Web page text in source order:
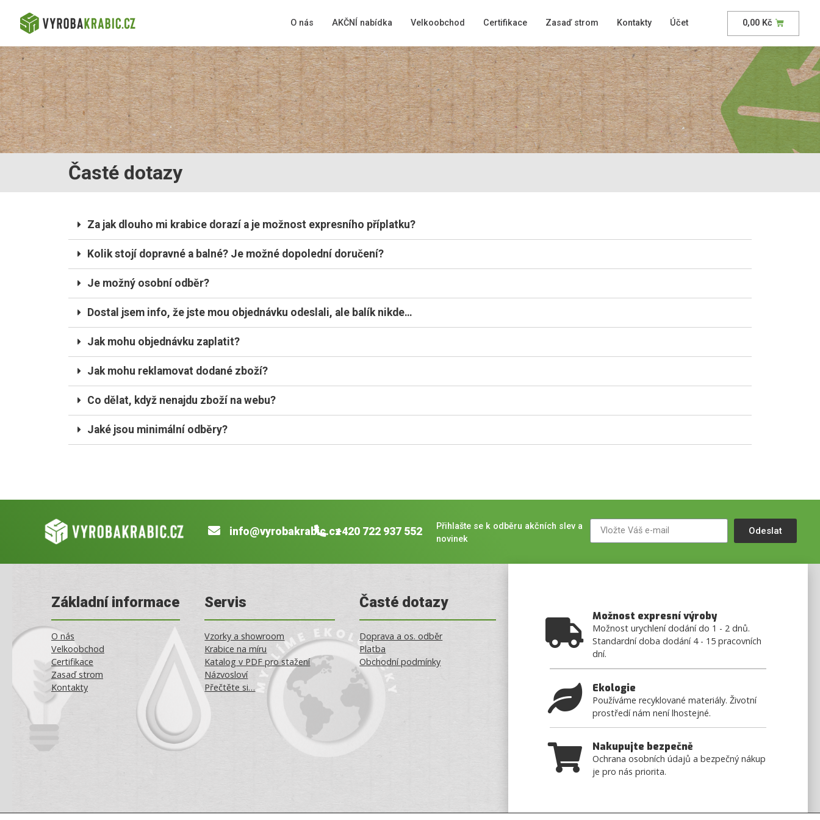
O nás AKČNÍ nabídka Velkoobchod Certifikace Zasaď strom Kontakty Účet 0,00 Kč
Časté dotazy
Za jak dlouho mi krabice dorazí a je možnost expresního příplatku?
Kolik stojí dopravné a balné? Je možné dopolední doručení?
Je možný osobní odběr?
Dostal jsem info, že jste mou objednávku odeslali, ale balík nikde…
Jak mohu objednávku zaplatit?
Jak mohu reklamovat dodané zboží?
Co dělat, když nenajdu zboží na webu?
Jaké jsou minimální odběry?
info@vyrobakrabic.cz+420 722 937 552
Přihlašte se k odběru akčních slev a
novinek
Odeslat
Základní informace
O nás
Velkoobchod
Certifikace
Zasaď strom
Kontakty
Servis
Vzorky a showroom
Krabice na míru
Katalog v PDF pro stažení
Názvosloví
Přečtěte si…
Časté dotazy
Doprava a os. odběr
Platba
Obchodní podmínky
Možnost expresní výroby
Možnost urychlení dodání do 1 - 2 dnů.
Standardní doba dodání 4 - 15 pracovních
dní.
Ekologie
Používáme recyklované materiály. Životní
prostředí nám není lhostejné.
Nakupujte bezpečně
Ochrana osobních údajů a bezpečný nákup
je pro nás priorita.